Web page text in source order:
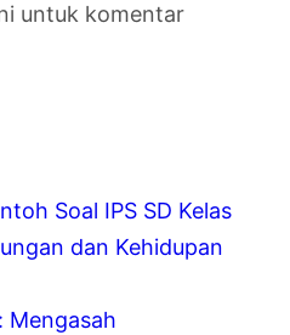
untuk komentar
Soal IPS SD Kelas
dan Kehidupan
Mengasah